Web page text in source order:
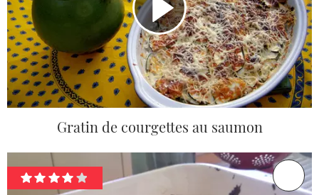
Gratin de courgettes au saumon